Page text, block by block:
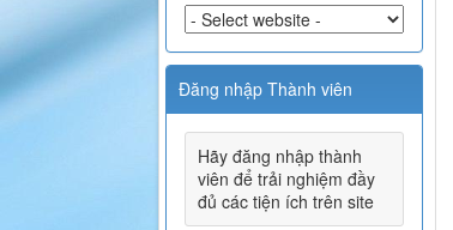
Đăng nhập Thành viên
Hãy đăng nhập thành
viên để trải nghiệm đầy
đủ các tiện ích trên site